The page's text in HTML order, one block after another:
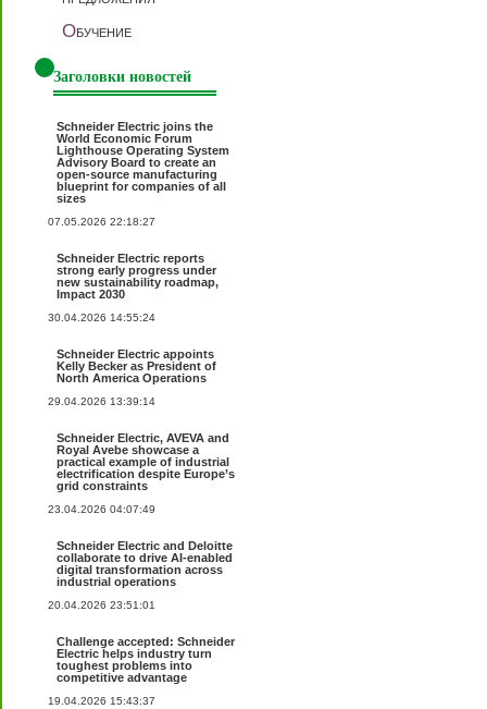
ОБУЧЕНИЕ
Заголовки новостей
Schneider Electric joins the
World Economic Forum
Lighthouse Operating System
Advisory Board to create an
open-source manufacturing
blueprint for companies of all
sizes
07.05.2026 22:18:27
Schneider Electric reports
strong early progress under
new sustainability roadmap,
Impact 2030
30.04.2026 14:55:24
Schneider Electric appoints
Kelly Becker as President of
North America Operations
29.04.2026 13:39:14
Schneider Electric, AVEVA and
Royal Avebe showcase a
practical example of industrial
electrification despite Europe’s
grid constraints
23.04.2026 04:07:49
Schneider Electric and Deloitte
collaborate to drive AI-enabled
digital transformation across
industrial operations
20.04.2026 23:51:01
Challenge accepted: Schneider
Electric helps industry turn
toughest problems into
competitive advantage
19.04.2026 15:43:37